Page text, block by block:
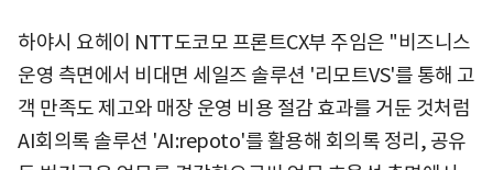
하야시 요헤이 NTT도코모 프론트CX부 주임은 "비즈니스
운영 측면에서 비대면 세일즈 솔루션 '리모트VS'를 통해 고
객 만족도 제고와 매장 운영 비용 절감 효과를 거둔 것처럼
AI회의록 솔루션 'AI:repoto'를 활용해 회의록 정리, 공유